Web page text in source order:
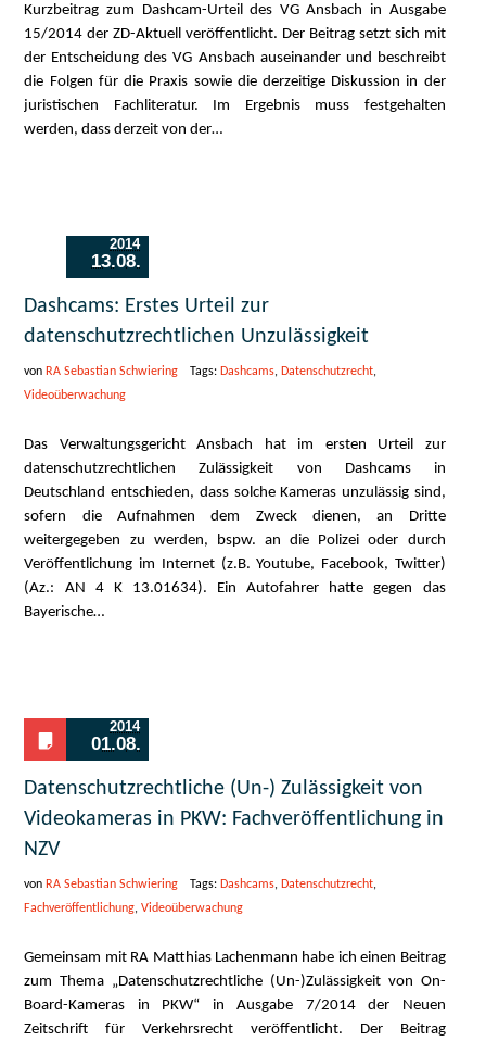
Kurzbeitrag zum Dashcam-Urteil des VG Ansbach in Ausgabe
15/2014 der ZD-Aktuell veröffentlicht. Der Beitrag setzt sich mit
der Entscheidung des VG Ansbach auseinander und beschreibt
die Folgen für die Praxis sowie die derzeitige Diskussion in der
juristischen Fachliteratur. Im Ergebnis muss festgehalten
werden, dass derzeit von der…
2014
13.08.
Dashcams: Erstes Urteil zur
datenschutzrechtlichen Unzulässigkeit
von RA Sebastian Schwiering Tags: Dashcams, Datenschutzrecht,
Videoüberwachung
Das Verwaltungsgericht Ansbach hat im ersten Urteil zur
datenschutzrechtlichen Zulässigkeit von Dashcams in
Deutschland entschieden, dass solche Kameras unzulässig sind,
sofern die Aufnahmen dem Zweck dienen, an Dritte
weitergegeben zu werden, bspw. an die Polizei oder durch
Veröffentlichung im Internet (z.B. Youtube, Facebook, Twitter)
(Az.: AN 4 K 13.01634). Ein Autofahrer hatte gegen das
Bayerische…
2014
01.08.
Datenschutzrechtliche (Un-) Zulässigkeit von
Videokameras in PKW: Fachveröffentlichung in
NZV
von RA Sebastian Schwiering Tags: Dashcams, Datenschutzrecht,
Fachveröffentlichung,Videoüberwachung
Gemeinsam mit RA Matthias Lachenmann habe ich einen Beitrag
zum Thema „Datenschutzrechtliche (Un-)Zulässigkeit von On-
Board-Kameras in PKW“ in Ausgabe 7/2014 der Neuen
Zeitschrift für Verkehrsrecht veröffentlicht. Der Beitrag